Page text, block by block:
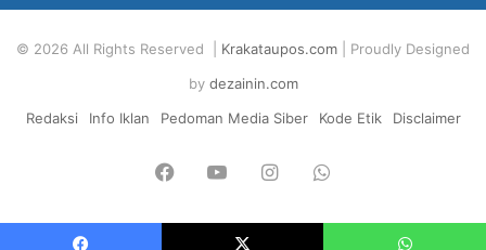
© 2026 All Rights Reserved | Krakataupos.com | Proudly Designed
by dezainin.com
Redaksi
Info Iklan Pedoman Media Siber Kode Etik Disclaimer
FacebookYouTubeInstagramWhatsApp